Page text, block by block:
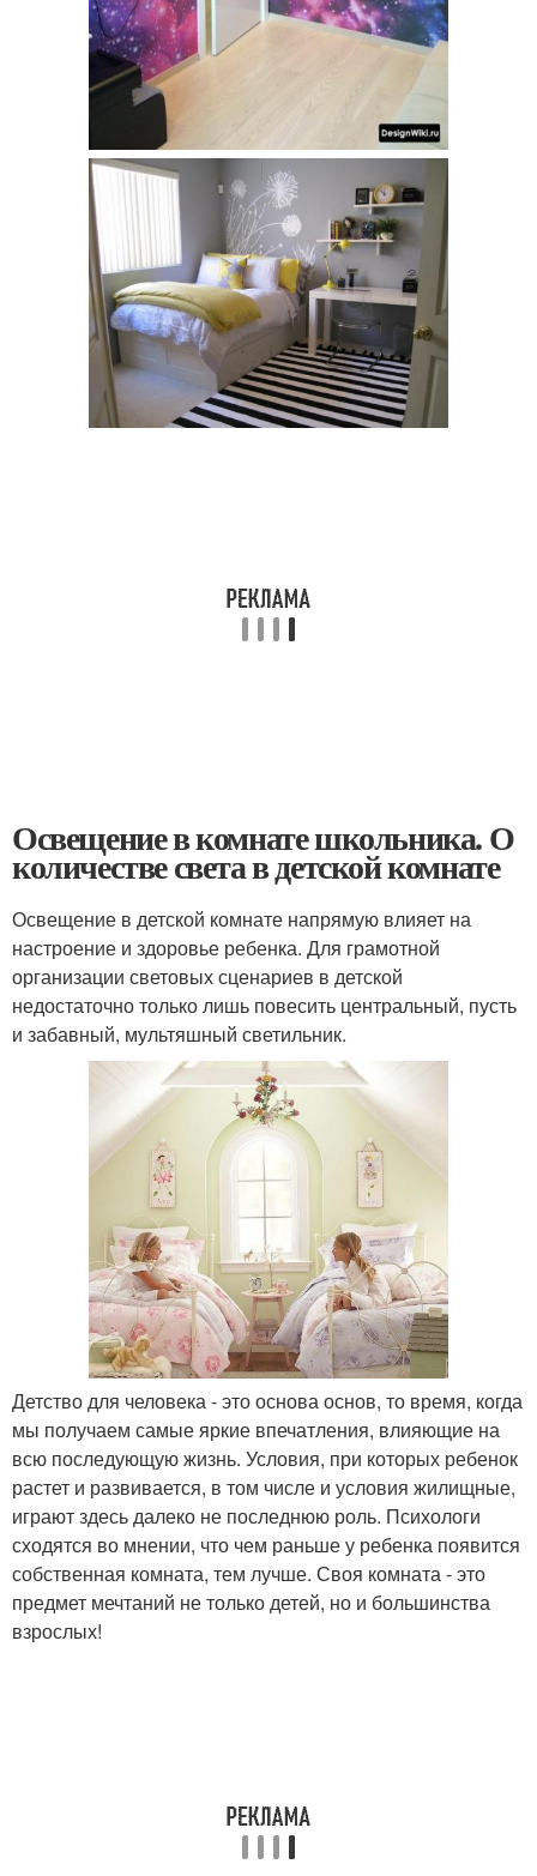
Освещение в комнате школьника. О
количестве света в детской комнате
Освещение в детской комнате напрямую влияет на
настроение и здоровье ребенка. Для грамотной
организации световых сценариев в детской
недостаточно только лишь повесить центральный, пусть
и забавный, мультяшный светильник.
Детство для человека - это основа основ, то время, когда
мы получаем самые яркие впечатления, влияющие на
всю последующую жизнь. Условия, при которых ребенок
растет и развивается, в том числе и условия жилищные,
играют здесь далеко не последнюю роль. Психологи
сходятся во мнении, что чем раньше у ребенка появится
собственная комната, тем лучше. Своя комната - это
предмет мечтаний не только детей, но и большинства
взрослых!